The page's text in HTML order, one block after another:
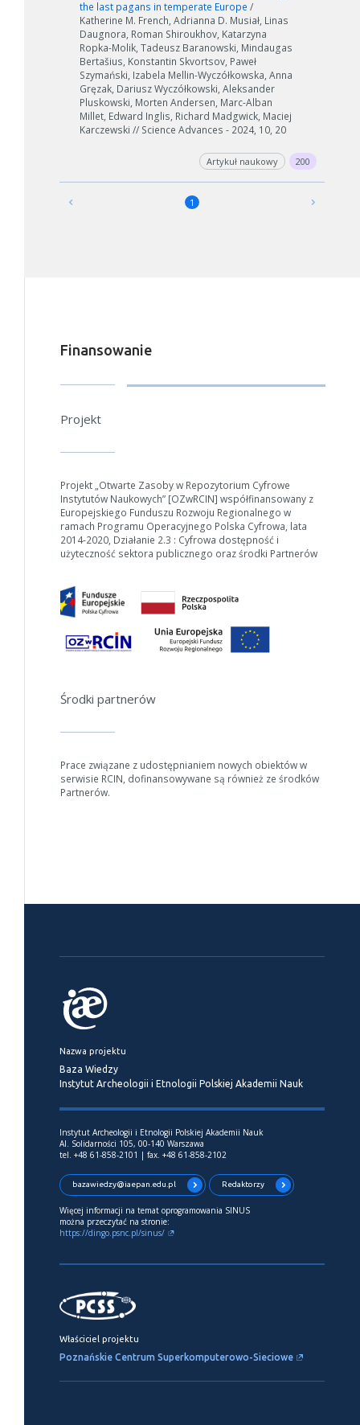
zmniejszając zakres lat.
Anuluj
the last pagans in temperate Europe /
Katherine M. French, Adrianna D. Musiał, Linas
Daugnora, Roman Shiroukhov, Katarzyna
Ropka-Molik, Tadeusz Baranowski, Mindaugas
Bertašius, Konstantin Skvortsov, Paweł
Szymański, Izabela Mellin-Wyczółkowska, Anna
Gręzak, Dariusz Wyczółkowski, Aleksander
Pluskowski, Morten Andersen, Marc-Alban
Millet, Edward Inglis, Richard Madgwick, Maciej
Karczewski // Science Advances - 2024, 10, 20
Artykuł naukowy 200
1
Finansowanie
Projekt
Projekt „Otwarte Zasoby w Repozytorium Cyfrowe
Instytutów Naukowych” [OZwRCIN] współfinansowany z
Europejskiego Funduszu Rozwoju Regionalnego w
ramach Programu Operacyjnego Polska Cyfrowa, lata
2014-2020, Działanie 2.3 : Cyfrowa dostępność i
użyteczność sektora publicznego oraz środki Partnerów
Środki partnerów
Prace związane z udostępnianiem nowych obiektów w
serwisie RCIN, dofinansowywane są również ze środków
Partnerów.
Nazwa projektu
Baza Wiedzy
Instytut Archeologii i Etnologii Polskiej Akademii Nauk
Instytut Archeologii i Etnologii Polskiej Akademii Nauk
Al. Solidarności 105, 00-140 Warszawa
tel. +48 61-858-2101 | fax. +48 61-858-2102
bazawiedzy@iaepan.edu.pl Redaktorzy
Więcej informacji na temat oprogramowania SINUS
można przeczytać na stronie:
https://dingo.psnc.pl/sinus/
Właściciel projektu
Poznańskie Centrum Superkomputerowo-Sieciowe